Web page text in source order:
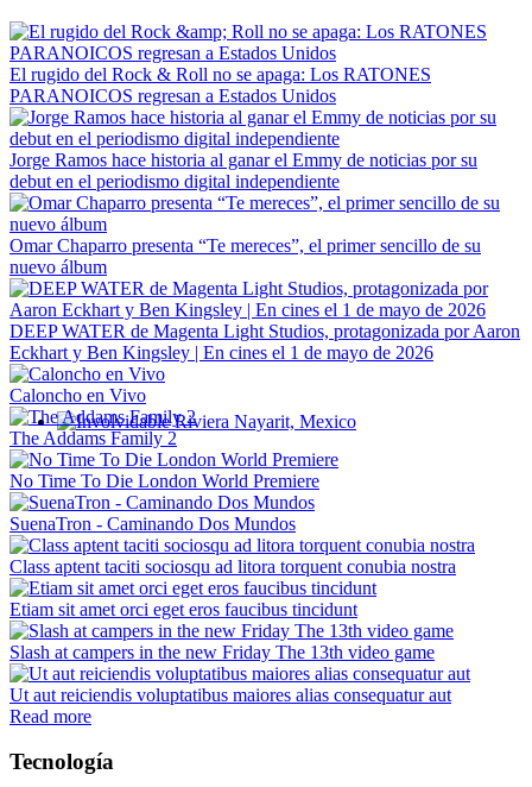
Involvidable Riviera Nayarit, Mexico
El rugido del Rock & Roll no se apaga: Los RATONES
PARANOICOS regresan a Estados Unidos
Jorge Ramos hace historia al ganar el Emmy de noticias por su
debut en el periodismo digital independiente
Omar Chaparro presenta “Te mereces”, el primer sencillo de su
nuevo álbum
DEEP WATER de Magenta Light Studios, protagonizada por Aaron
Eckhart y Ben Kingsley | En cines el 1 de mayo de 2026
Caloncho en Vivo
The Addams Family 2
No Time To Die London World Premiere
SuenaTron - Caminando Dos Mundos
Class aptent taciti sociosqu ad litora torquent conubia nostra
Etiam sit amet orci eget eros faucibus tincidunt
Slash at campers in the new Friday The 13th video game
Ut aut reiciendis voluptatibus maiores alias consequatur aut
Read more
Tecnología